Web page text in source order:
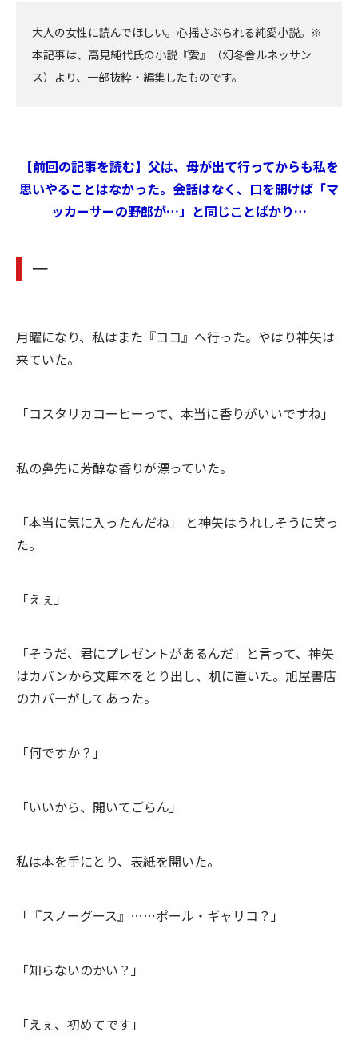
大人の女性に読んでほしい。心揺さぶられる純愛小説。※
本記事は、高見純代氏の小説『愛』（幻冬舎ルネッサン
ス）より、一部抜粋・編集したものです。
【前回の記事を読む】父は、母が出て行ってからも私を
思いやることはなかった。会話はなく、口を開けば「マ
ッカーサーの野郎が…」と同じことばかり…
一
月曜になり、私はまた『ココ』へ行った。やはり神矢は
来ていた。
「コスタリカコーヒーって、本当に香りがいいですね」
私の鼻先に芳醇な香りが漂っていた。
「本当に気に入ったんだね」 と神矢はうれしそうに笑っ
た。
「えぇ」
「そうだ、君にプレゼントがあるんだ」と言って、神矢
はカバンから文庫本をとり出し、机に置いた。旭屋書店
のカバーがしてあった。
「何ですか？」
「いいから、開いてごらん」
私は本を手にとり、表紙を開いた。
「『スノーグース』……ポール・ギャリコ？」
「知らないのかい？」
「えぇ、初めてです」